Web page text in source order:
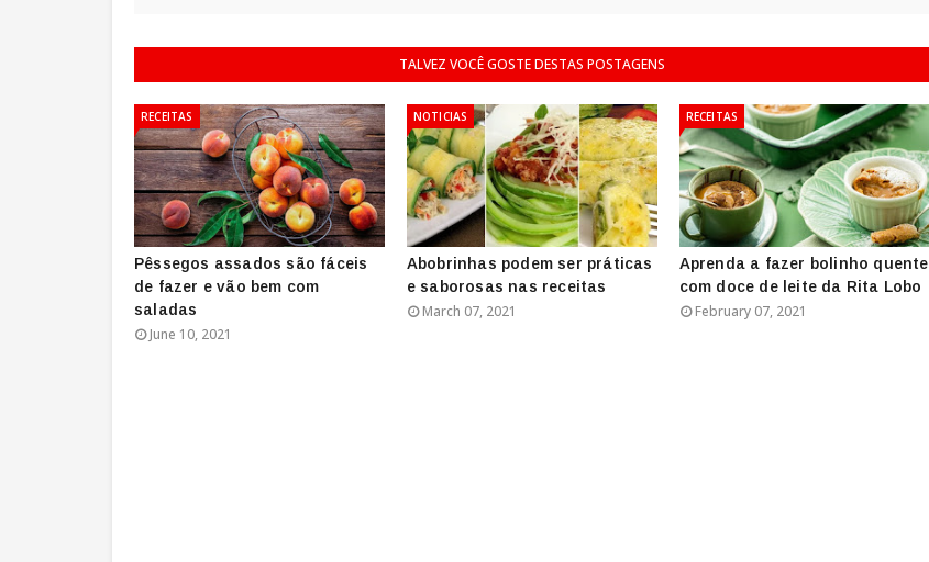
TALVEZ VOCÊ GOSTE DESTAS POSTAGENS
RECEITAS
Pêssegos assados são fáceis
de fazer e vão bem com
saladas
June 10, 2021
NOTICIAS
Abobrinhas podem ser práticas
e saborosas nas receitas
March 07, 2021
RECEITAS
Aprenda a fazer bolinho quente
com doce de leite da Rita Lobo
February 07, 2021